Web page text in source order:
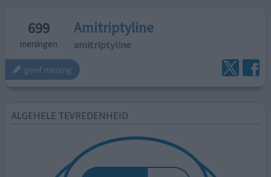
699
meningen
Amitriptyline
amitriptyline
geef mening
ALGEHELE TEVREDENHEID